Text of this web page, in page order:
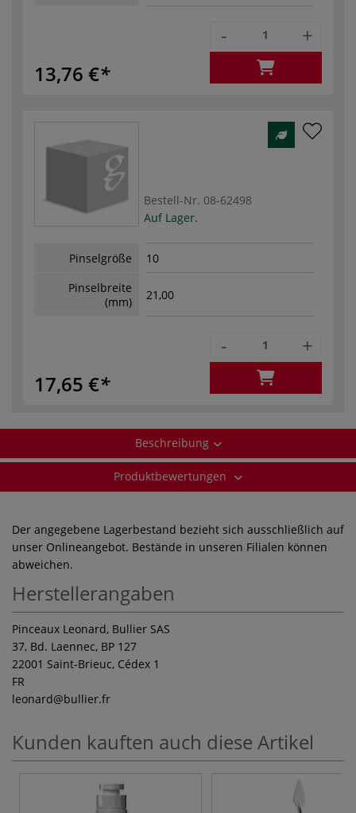
13,76 €
- +
Bestell-Nr. 08-62498
Auf Lager.
Pinselgröße
10
Pinselbreite
(mm)
21,00
17,65 €
- +
Beschreibung
Produktbewertungen
Der angegebene Lagerbestand bezieht sich ausschließlich auf
unser Onlineangebot. Bestände in unseren Filialen können
abweichen.
Herstellerangaben
Pinceaux Leonard, Bullier SAS
37, Bd. Laennec, BP 127
22001 Saint-Brieuc, Cédex 1
FR
leonard@bullier.fr
Kunden kauften auch diese Artikel